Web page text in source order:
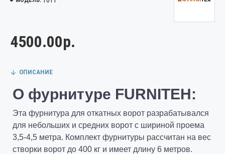
4500.00р.
ОПИСАНИЕ
О фурнитуре FURNITEH:
Эта фурнитура для откатных ворот разрабатывался
для небольших и средних ворот с шириной проема
3,5-4,5 метра. Комплект фурнитуры рассчитан на вес
створки ворот до 400 кг и имеет длину 6 метров.